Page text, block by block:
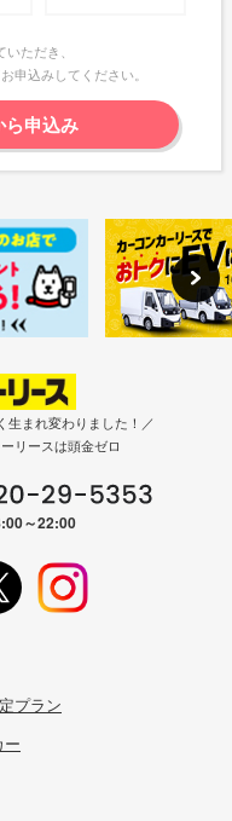
ただき、
申込みしてください。
ら申込み
生まれ変わりました！／
リースは頭金ゼロ
～22:00
プラン
ー